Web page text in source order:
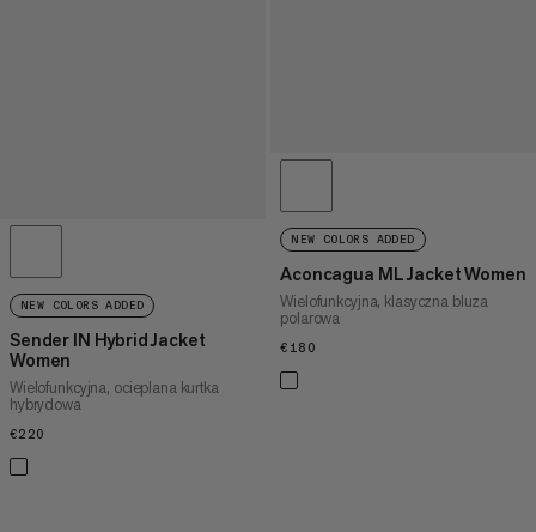
NEW COLORS ADDED
Sender IN Hybrid Jacket
Women
Wielofunkcyjna, ocieplana kurtka
hybrydowa
€220
NEW COLORS ADDED
Aconcagua ML Jacket Women
Wielofunkcyjna, klasyczna bluza
polarowa
€180